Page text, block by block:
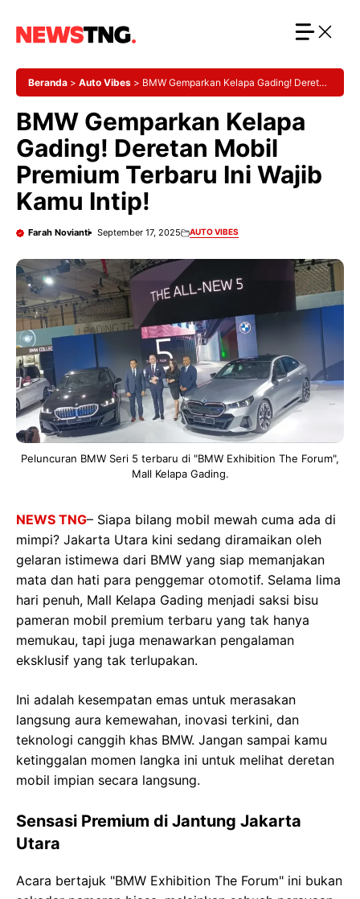
Beranda > Auto Vibes > BMW Gemparkan Kelapa Gading! Deretan
BMW Gemparkan Kelapa
Gading! Deretan Mobil
Premium Terbaru Ini Wajib
Kamu Intip!
Farah Novianti September 17, 2025 AUTO VIBES
Peluncuran BMW Seri 5 terbaru di "BMW Exhibition The Forum",
Mall Kelapa Gading.
NEWS TNG– Siapa bilang mobil mewah cuma ada di
mimpi? Jakarta Utara kini sedang diramaikan oleh
gelaran istimewa dari BMW yang siap memanjakan
mata dan hati para penggemar otomotif. Selama lima
hari penuh, Mall Kelapa Gading menjadi saksi bisu
pameran mobil premium terbaru yang tak hanya
memukau, tapi juga menawarkan pengalaman
eksklusif yang tak terlupakan.
Ini adalah kesempatan emas untuk merasakan
langsung aura kemewahan, inovasi terkini, dan
teknologi canggih khas BMW. Jangan sampai kamu
ketinggalan momen langka ini untuk melihat deretan
mobil impian secara langsung.
Sensasi Premium di Jantung Jakarta
Utara
Acara bertajuk "BMW Exhibition The Forum" ini bukan